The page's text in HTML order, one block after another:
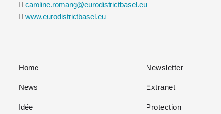
caroline.romang@eurodistrictbasel.eu
www.eurodistrictbasel.eu
Home
News
Idée
Newsletter
Extranet
Protection